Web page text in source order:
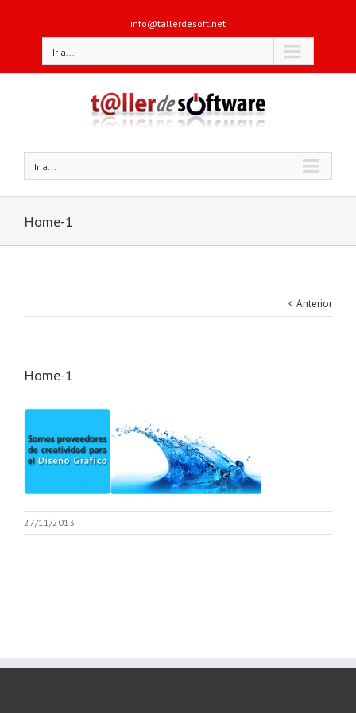
info@tallerdesoft.net
Ir a...
Ir a...
Home-1
Anterior
Home-1
27/11/2013